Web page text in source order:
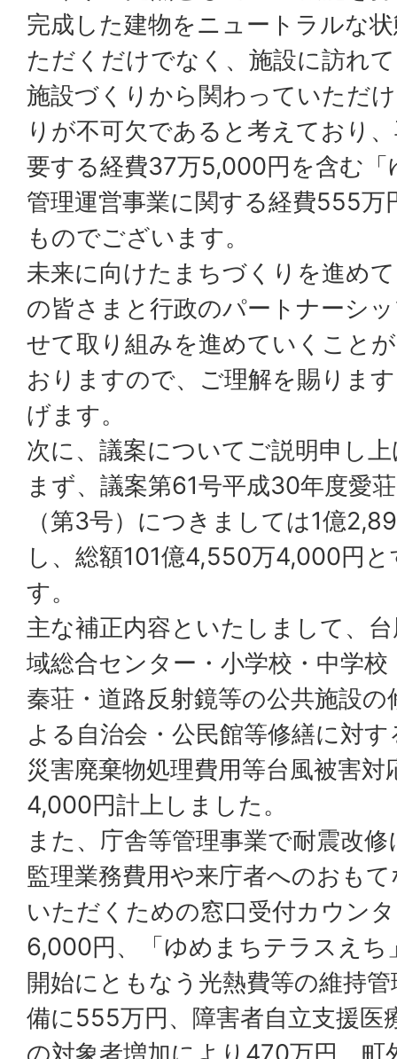
完成した建物をニュートラルな
ただくだけでなく、施設に訪れ
施設づくりから関わっていただ
りが不可欠であると考えており
要する経費37万5,000円を含む
管理運営事業に関する経費555万
ものでございます。
未来に向けたまちづくりを進め
の皆さまと行政のパートナーシ
せて取り組みを進めていくこと
おりますので、ご理解を賜りま
げます。
次に、議案についてご説明申し
まず、議案第61号平成30年度愛
（第3号）につきましては1億
し、総額101億4,550万4,000円
す。
主な補正内容といたしまして、
域総合センター・小学校・中学
秦荘・道路反射鏡等の公共施設
よる自治会・公民館等修繕に対
災害廃棄物処理費用等台風被害
4,000円計上しました。
また、庁舎等管理事業で耐震改
監理業務費用や来庁者へのおも
いただくための窓口受付カウン
6,000円、「ゆめまちテラスえち
開始にともなう光熱費等の維持
備に555万円、障害者自立支援医